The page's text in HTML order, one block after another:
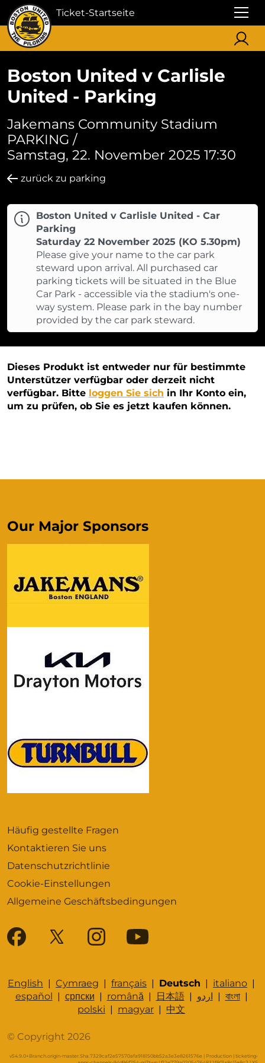
Ticket-Startseite
Boston United v Carlisle
United - Parking
Jakemans Community Stadium
PARKING /
Samstag, 22. November 2025 17:30
zurück zu parking
Boston United v Carlisle United - Car
Parking
Saturday 22 November 2025 (KO 5.30pm)
Please give your name to the car park
steward upon arrival. All purchased car
parking tickets will be situated in the Blue
Car Park - accessible via the stadium's one-
way system. Please park in the bay number
provided by the car park steward.
Dieses Produkt ist entweder nur für bestimmte
Unterstützer verfügbar oder derzeit nicht
verfügbar. Bitte loggen Sie sich in Ihr Konto ein,
um zu prüfen, ob Sie es jetzt kaufen können.
Häufig gestellte Fragen
Kontaktieren Sie uns
Datenschutzrichtlinie
Cookie-Einstellungen
Allgemeine Geschäftsbedingungen
Our Major Sponsors
English | Cymraeg | français | Deutsch | italiano |
español | српски | română| 日本語| اردو | বাংলা|
polski | magyar | 中文
© Copyright 2026
v54.9.0+Branch.origin-master.Sha.7329caf2e57570afa918150bb52a3e3e8261576e | Production | ticketing-